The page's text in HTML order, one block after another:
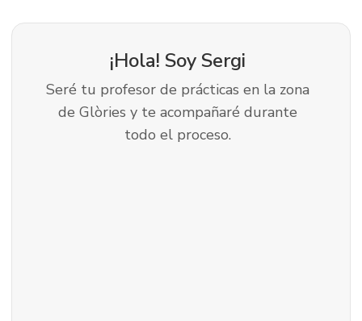
¡Hola! Soy Sergi
Seré tu profesor de prácticas en la zona
de Glòries y te acompañaré durante
todo el proceso.